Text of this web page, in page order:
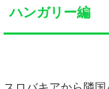
ハンガリー編